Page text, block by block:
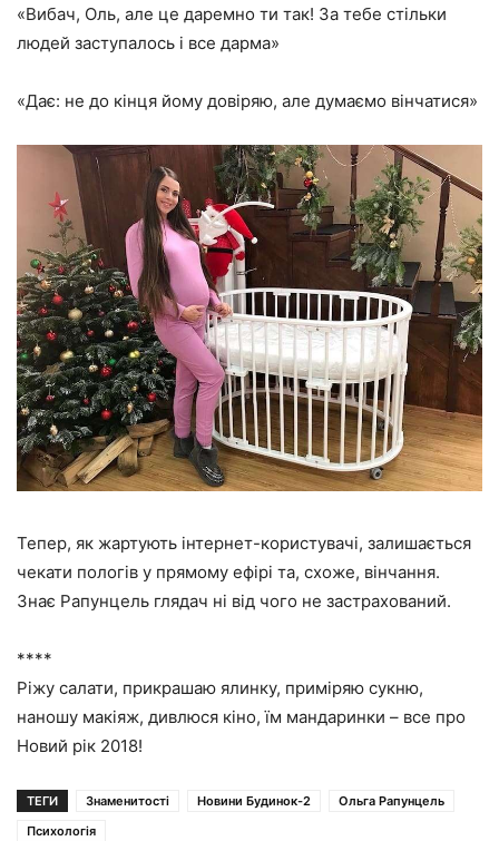
«Вибач, Оль, але це даремно ти так! За тебе стільки
людей заступалось і все дарма»
«Дає: не до кінця йому довіряю, але думаємо вінчатися»
Тепер, як жартують інтернет-користувачі, залишається
чекати пологів у прямому ефірі та, схоже, вінчання.
Знає Рапунцель глядач ні від чого не застрахований.
****
Ріжу салати, прикрашаю ялинку, приміряю сукню,
наношу макіяж, дивлюся кіно, їм мандаринки – все про
Новий рік 2018!
ТЕГИ Знаменитості Новини Будинок-2
Ольга Рапунцель
Психологія